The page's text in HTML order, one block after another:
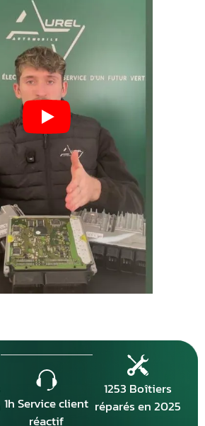
1h Service client
réactif
1253 Boîtiers
réparés en 2025